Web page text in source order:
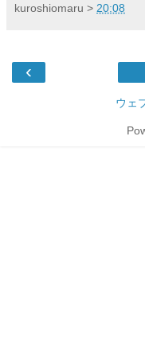
kuroshiomaru > 20:08
‹
ウェ